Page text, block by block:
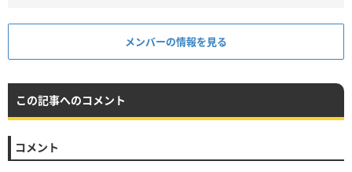
メンバーの情報を見る
この記事へのコメント
コメント